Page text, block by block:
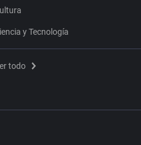
y Tecnología
todo